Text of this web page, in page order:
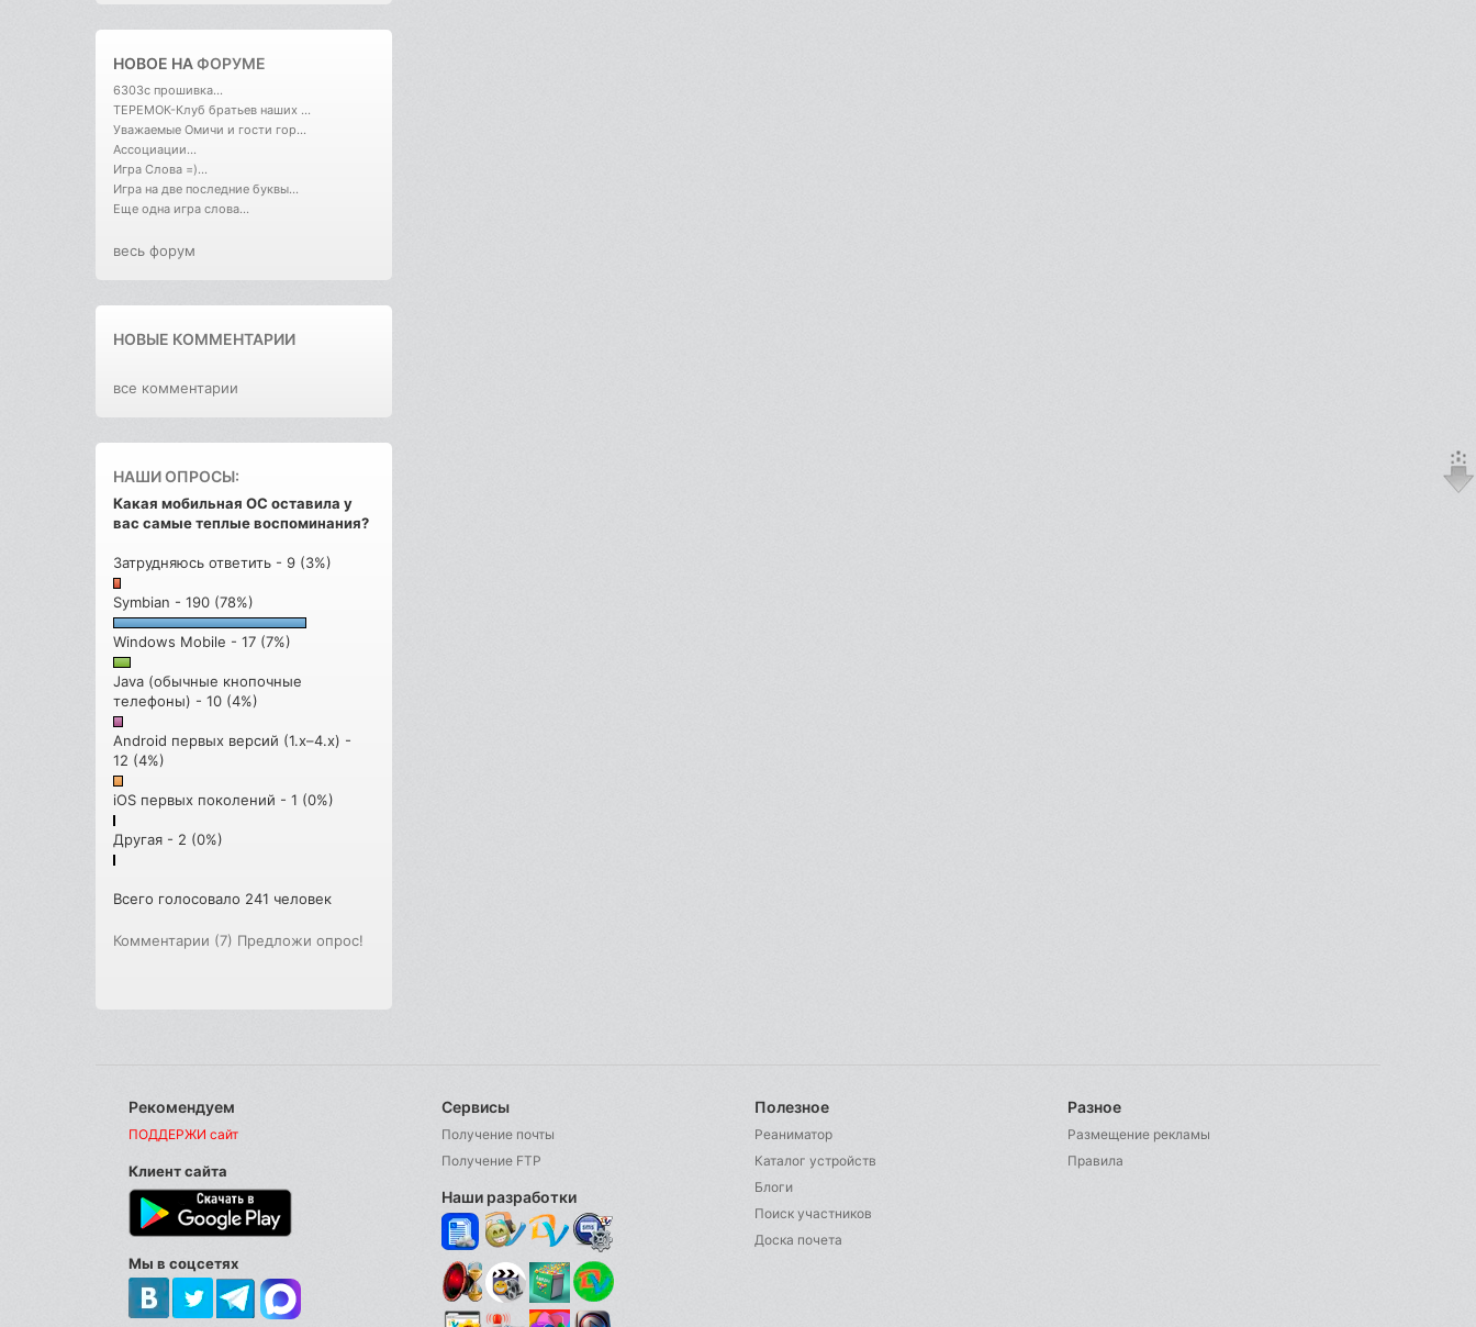
НОВОЕ НАФОРУМЕ
6303с прошивка...
ТЕРЕМОК-Клуб братьев наших ...
Уважаемые Омичи и гости гор...
Ассоциации...
Игра Слова =)...
Игра на две последние буквы...
Еще одна игра слова...
весь форум
НОВЫЕ КОММЕНТАРИИ
все комментарии
НАШИ ОПРОСЫ:
Какая мобильная ОС оставила у
вас самые теплые воспоминания?
Затрудняюсь ответить - 9 (3%)
Symbian - 190 (78%)
Windows Mobile - 17 (7%)
Java (обычные кнопочные
телефоны) - 10 (4%)
Android первых версий (1.x–4.x) -
12 (4%)
iOS первых поколений - 1 (0%)
Другая - 2 (0%)
Всего голосовало 241 человек
Комментарии (7) Предложи опрос!
Рекомендуем
ПОДДЕРЖИ сайт
Клиент сайта
Мы в соцсетях
Сервисы
Получение почты
Получение FTP
Наши разработки
Полезное
Реаниматор
Каталог устройств
Блоги
Поиск участников
Доска почета
Разное
Размещение рекламы
Правила